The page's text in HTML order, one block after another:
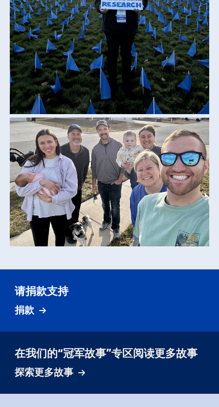
请捐款支持
捐款
在我们的“冠军故事”专区阅读更多故事
探索更多故事